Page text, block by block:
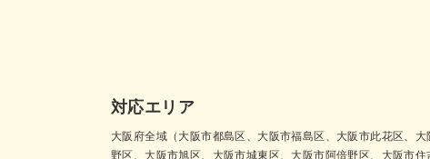
対応エリア
大阪府全域（大阪市都島区、大阪市福島区、大阪市此花区、
野区、大阪市旭区、大阪市城東区、大阪市阿倍野区、大阪市